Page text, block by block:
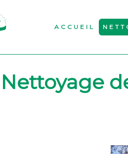
ACCUEIL
Nettoyage